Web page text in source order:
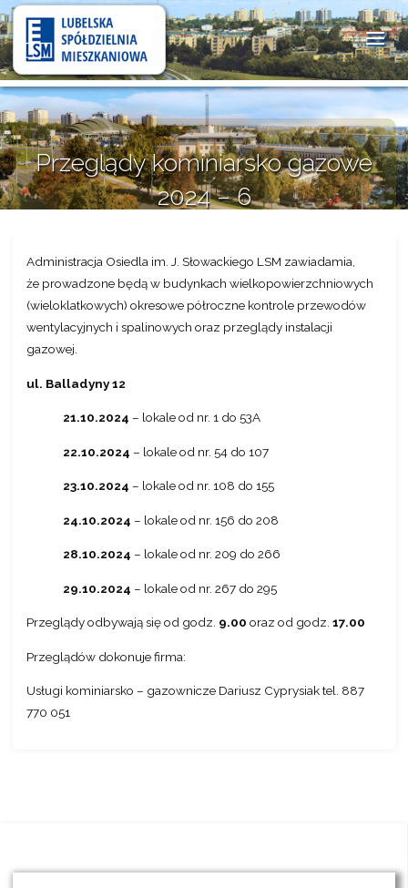
Lubelska
Spółdzielnia
Mieszkaniowa
Przeglądy kominiarsko gazowe
2024 – 6
Administracja Osiedla im. J. Słowackiego LSM zawiadamia,
że prowadzone będą w budynkach wielkopowierzchniowych
(wieloklatkowych) okresowe półroczne kontrole przewodów
wentylacyjnych i spalinowych oraz przeglądy instalacji
gazowej.
ul. Balladyny 12
21.10.2024 – lokale od nr. 1 do 53A
22.10.2024 – lokale od nr. 54 do 107
23.10.2024 – lokale od nr. 108 do 155
24.10.2024 – lokale od nr. 156 do 208
28.10.2024 – lokale od nr. 209 do 266
29.10.2024 – lokale od nr. 267 do 295
Przeglądy odbywają się od godz. 9.00 oraz od godz. 17.00
Przeglądów dokonuje firma:
Usługi kominiarsko – gazownicze Dariusz Cyprysiak tel. 887
770 051